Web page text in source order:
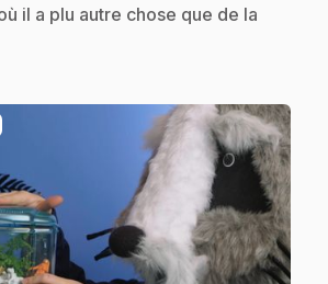
il a plu autre chose que de la